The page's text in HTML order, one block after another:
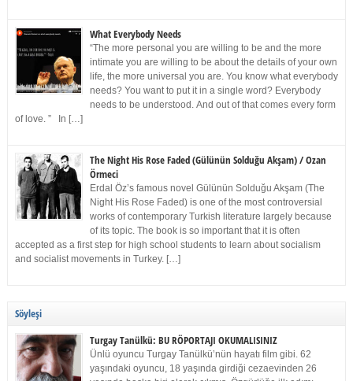
What Everybody Needs
“The more personal you are willing to be and the more
intimate you are willing to be about the details of your own
life, the more universal you are. You know what everybody
needs? You want to put it in a single word? Everybody
needs to be understood. And out of that comes every form
of love. ” In […]
The Night His Rose Faded (Gülünün Solduğu Akşam) / Ozan
Örmeci
Erdal Öz’s famous novel Gülünün Solduğu Akşam (The
Night His Rose Faded) is one of the most controversial
works of contemporary Turkish literature largely because
of its topic. The book is so important that it is often
accepted as a first step for high school students to learn about socialism
and socialist movements in Turkey. […]
Söyleşi
Turgay Tanülkü: BU RÖPORTAJI OKUMALISINIZ
Ünlü oyuncu Turgay Tanülkü’nün hayatı film gibi. 62
yaşındaki oyuncu, 18 yaşında girdiği cezaevinden 26